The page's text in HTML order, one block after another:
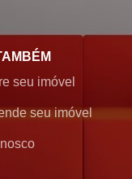
seu imóvel
seu imóvel